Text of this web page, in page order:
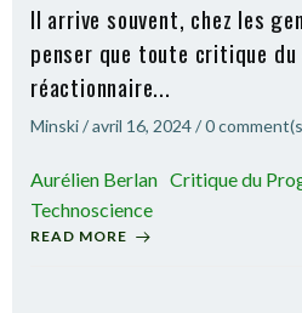
Il arrive souvent, chez les
penser que toute critique
réactionnaire...
Minski/avril 16, 2024/0
Aurélien Berlan Critique du
Technoscience
READ MORE